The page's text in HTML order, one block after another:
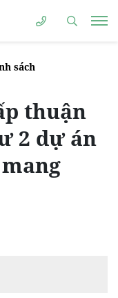
sách
thuận
2 dự án